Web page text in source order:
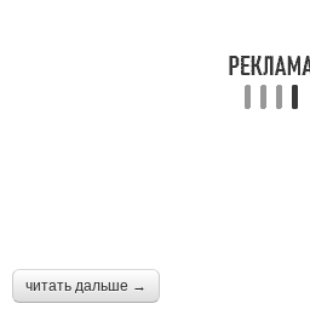
читать дальше →